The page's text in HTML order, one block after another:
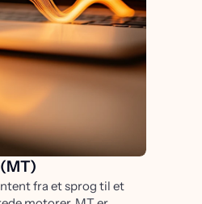
fra et sprog til et